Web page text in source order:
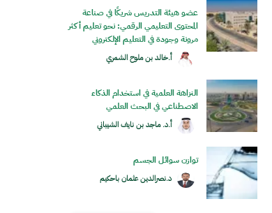
عضو هيئة التدريس شريكًا في صناعة
المحتوى التعليمي الرقمي: نحو تعليم أكثر
مرونة وجودة في التعليم الإلكتروني
أ.خالد بن ملوح الشمري
النزاهة العلمية في استخدام الذكاء
الاصطناعي في البحث العلمي
أ.د. ماجد بن نايف الشيباني
توازن سوائل الجسم
د.نصرالدين عثمان باحكيم